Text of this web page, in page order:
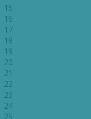
15
16
17
18
19
20
21
22
23
24
25